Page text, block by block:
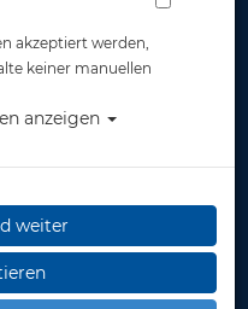
akzeptiert werden,
keiner manuellen
anzeigen
weiter